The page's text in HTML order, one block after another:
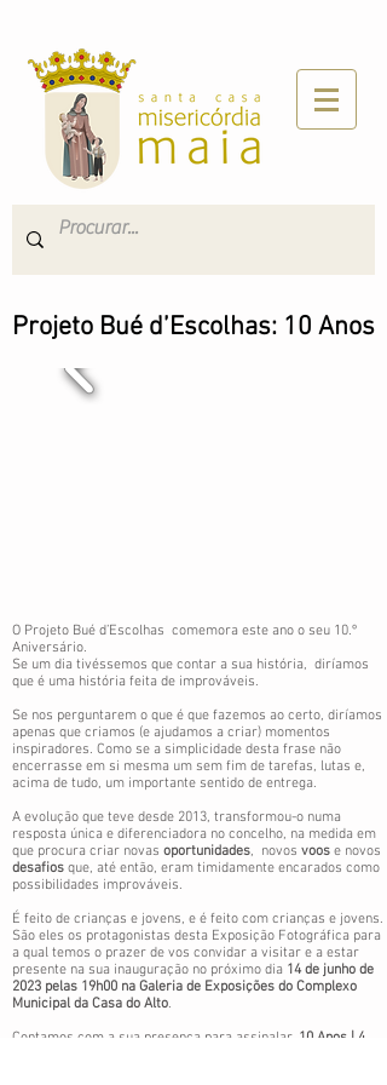
Projeto Bué d’Escolhas: 10 Anos
O Projeto Bué d’Escolhas comemora este ano o seu 10.º
Aniversário.
Se um dia tivéssemos que contar a sua história, diríamos
que é uma história feita de improváveis.
Se nos perguntarem o que é que fazemos ao certo, diríamos
apenas que criamos (e ajudamos a criar) momentos
inspiradores. Como se a simplicidade desta frase não
encerrasse em si mesma um sem fim de tarefas, lutas e,
acima de tudo, um importante sentido de entrega.
A evolução que teve desde 2013, transformou-o numa
resposta única e diferenciadora no concelho, na medida em
que procura criar novas oportunidades, novos voos e novos
desafios que, até então, eram timidamente encarados como
possibilidades improváveis.
É feito de crianças e jovens, e é feito com crianças e jovens.
São eles os protagonistas desta Exposição Fotográfica para
a qual temos o prazer de vos convidar a visitar e a estar
presente na sua inauguração no próximo dia 14 de junho de
2023 pelas 19h00 na Galeria de Exposições do Complexo
Municipal da Casa do Alto.
Contamos com a sua presença para assinalar, 10 Anos | 4